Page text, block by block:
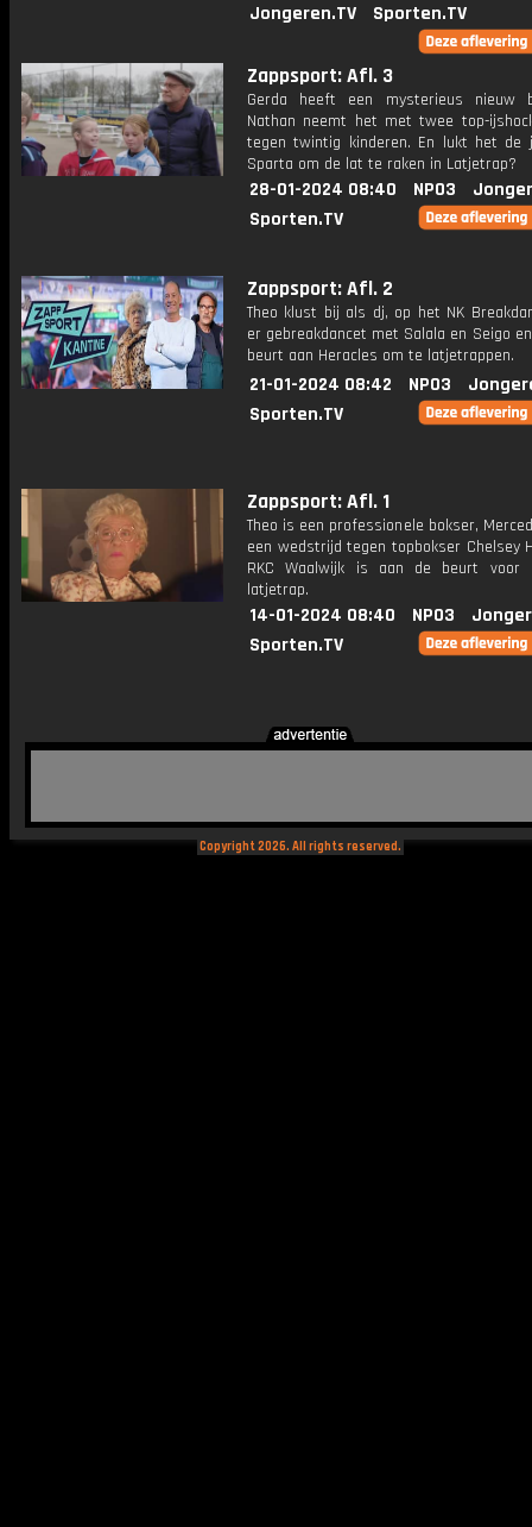
Jongeren.TV
Sporten.TV
Zappsport: Afl. 3
Gerda heeft een mysterieus nieuw
Nathan neemt het met twee top-
tegen twintig kinderen. En lukt het de
Sparta om de lat te raken in Latjetrap?
28-01-2024 08:40 NPO3
Sporten.TV
Zappsport: Afl. 2
Theo klust bij als dj, op het NK
er gebreakdancet met Salala en Seigo
beurt aan Heracles om te latjetrappen.
21-01-2024 08:42 NPO3
Sporten.TV
Zappsport: Afl. 1
Theo is een professionele bokser,
een wedstrijd tegen topbokser Chelsey
RKC Waalwijk is aan de beurt voor
latjetrap.
14-01-2024 08:40 NPO3
Sporten.TV
Copyright 2026. All rights reserved.